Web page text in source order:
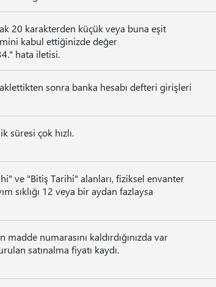
20 karakterden küçük veya buna eşit
kabul ettiğinizde değer
hata iletisi.
sonra banka hesabı defteri girişleri
süresi çok hızlı.
ve "Bitiş Tarihi" alanları, fiziksel envanter
sıklığı 12 veya bir aydan fazlaysa
madde numarasını kaldırdığınızda var
satınalma fiyatı kaydı.